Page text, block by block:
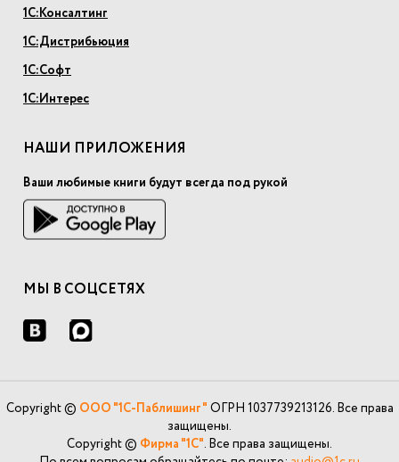
1С:Консалтинг
1С:Дистрибьюция
1С:Софт
1С:Интерес
НАШИ ПРИЛОЖЕНИЯ
Ваши любимые книги будут всегда под рукой
МЫ В СОЦСЕТЯХ
Copyright © ООО "1С-Паблишинг" ОГРН 1037739213126. Все права
защищены.
Copyright © Фирма "1С". Все права защищены.